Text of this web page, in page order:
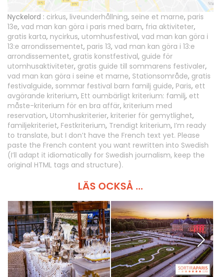
Nyckelord : cirkus, liveunderhållning, seine et marne, paris
13e, vad man kan göra i paris med barn, fria aktiviteter,
gratis karta, nycirkus, utomhusfestival, vad man kan göra i
13:e arrondissementet, paris 13, vad man kan göra i 13:e
arrondissementet, gratis konstfestival, guide för
utomhusaktiviteter, gratis guide till sommarens festivaler,
vad man kan göra i seine et marne, Stationsområde, gratis
festivalguide, sommar festival barn familj guide, Paris, ett
avgörande kriterium, Ett oumbärligt kriterium: familj, ett
måste-kriterium för en bra affär, kriterium med
reservation, Utomhuskriterier, kriterier för gemytlighet,
familjekriteriet, Festkriterium, Trendigt kriterium, I’m ready
to translate, but I don’t have the French text yet. Please
paste the French content you want rewritten into Swedish
(I’ll adapt it idiomatically for Swedish journalism, keep the
original HTML tags and structure).
LÄS OCKSÅ ...